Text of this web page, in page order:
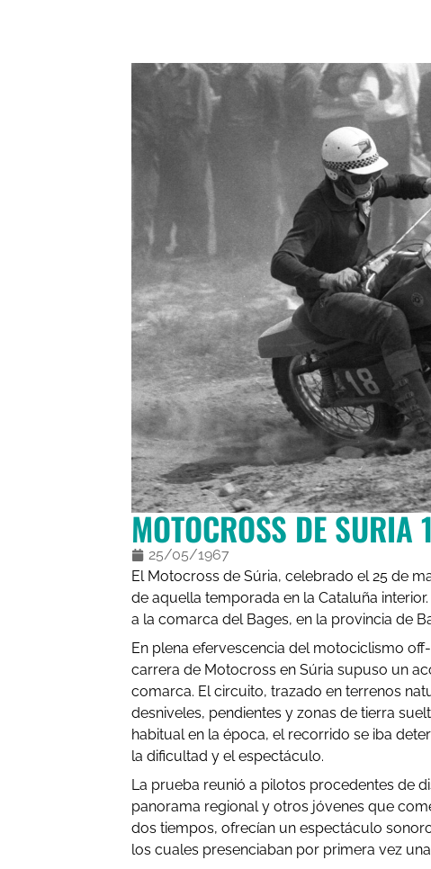
MOTOCROSS DE SURIA
25/05/1967
El Motocross de Súria, celebrado el 25 de
de aquella temporada en la Cataluña
a la comarca del Bages, en la provincia de
En plena efervescencia del motociclismo
carrera de Motocross en Súria supuso un
comarca. El circuito, trazado en terrenos
desniveles, pendientes y zonas de tierra
habitual en la época, el recorrido se iba
la dificultad y el espectáculo.
La prueba reunió a pilotos procedentes de
panorama regional y otros jóvenes que
dos tiempos, ofrecían un espectáculo
los cuales presenciaban por primera vez